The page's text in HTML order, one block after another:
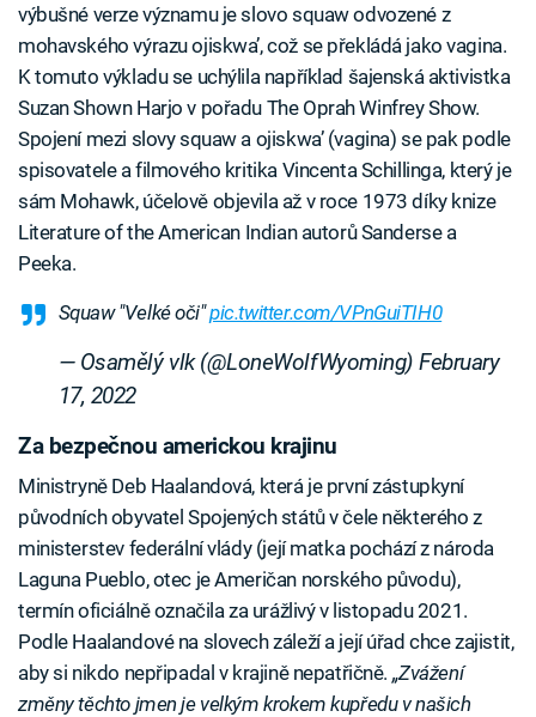
výbušné verze významu je slovo squaw odvozené z
mohavského výrazu ojiskwa’, což se překládá jako vagina.
K tomuto výkladu se uchýlila například šajenská aktivistka
Suzan Shown Harjo v pořadu The Oprah Winfrey Show.
Spojení mezi slovy squaw a ojiskwa’ (vagina) se pak podle
spisovatele a filmového kritika Vincenta Schillinga, který je
sám Mohawk, účelově objevila až v roce 1973 díky knize
Literature of the American Indian autorů Sanderse a
Peeka.
Squaw "Velké oči"pic.twitter.com/VPnGuiTIH0
— Osamělý vlk (@LoneWolfWyoming)February
17, 2022
Za bezpečnou americkou krajinu
Ministryně Deb Haalandová, která je první zástupkyní
původních obyvatel Spojených států v čele některého z
ministerstev federální vlády (její matka pochází z národa
Laguna Pueblo, otec je Američan norského původu),
termín oficiálně označila za urážlivý v listopadu 2021.
Podle Haalandové na slovech záleží a její úřad chce zajistit,
aby si nikdo nepřipadal v krajině nepatřičně. „Zvážení
změny těchto jmen je velkým krokem kupředu v našich